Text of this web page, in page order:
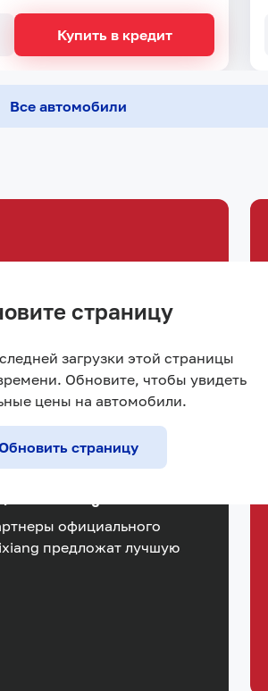
Купить в кредит
Все автомобили
официального
предложат лучшую
страницу
загрузки этой страницы
Обновите, чтобы увидеть
цены на автомобили.
страницу